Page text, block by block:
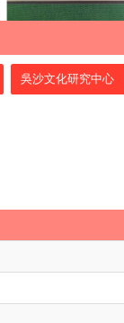
吳沙文化研究中心